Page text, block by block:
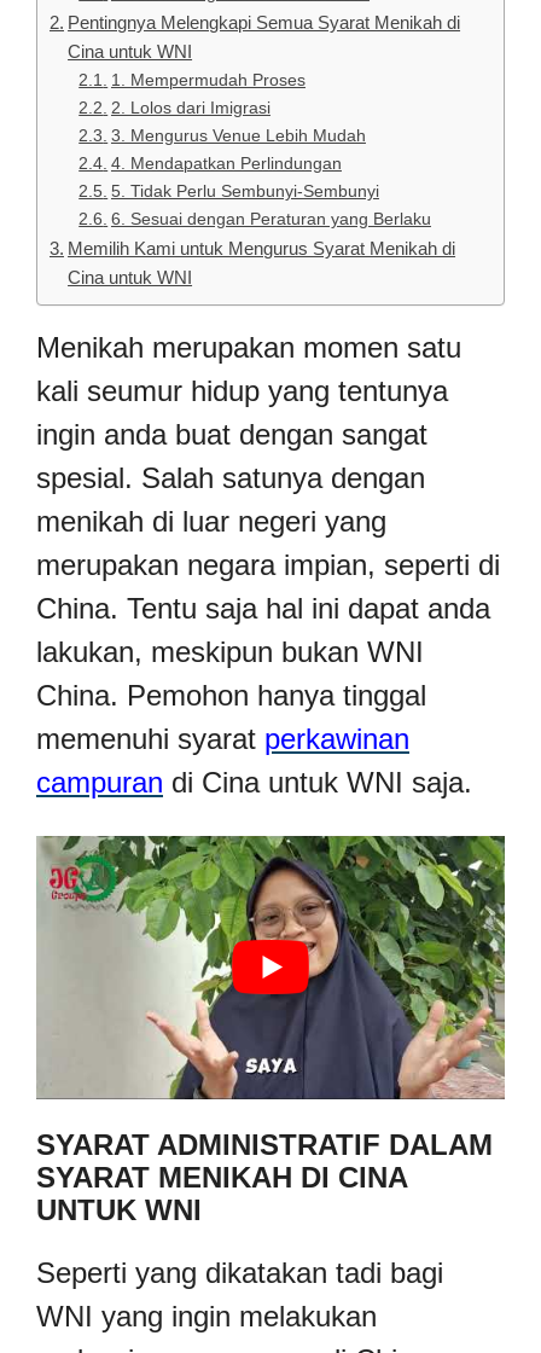
Pentingnya Melengkapi Semua Syarat Menikah di
Cina untuk WNI
1. Mempermudah Proses
2. Lolos dari Imigrasi
3. Mengurus Venue Lebih Mudah
4. Mendapatkan Perlindungan
5. Tidak Perlu Sembunyi-Sembunyi
6. Sesuai dengan Peraturan yang Berlaku
Memilih Kami untuk Mengurus Syarat Menikah di
Cina untuk WNI
Menikah merupakan momen satu
kali seumur hidup yang tentunya
ingin anda buat dengan sangat
spesial. Salah satunya dengan
menikah di luar negeri yang
merupakan negara impian, seperti di
China. Tentu saja hal ini dapat anda
lakukan, meskipun bukan WNI
China. Pemohon hanya tinggal
memenuhi syarat perkawinan
campuran di Cina untuk WNI saja.
SYARAT ADMINISTRATIF DALAM
SYARAT MENIKAH DI CINA
UNTUK WNI
Seperti yang dikatakan tadi bagi
WNI yang ingin melakukan